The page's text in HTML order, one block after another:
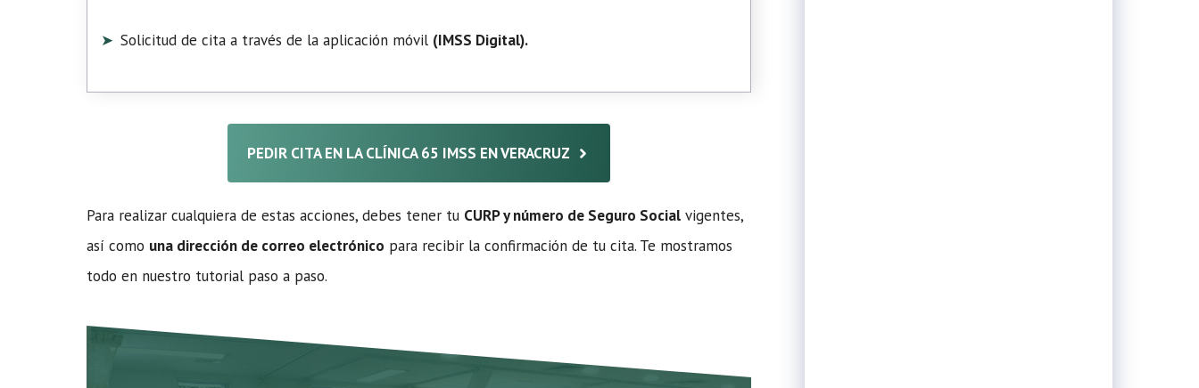
Solicitud de cita a través de la aplicación móvil (IMSS Digital).
PEDIR CITA EN LA CLÍNICA 65 IMSS EN VERACRUZ
Para realizar cualquiera de estas acciones, debes tener tu CURP y número de Seguro Social vigentes,
así como una dirección de correo electrónico para recibir la confirmación de tu cita. Te mostramos
todo en nuestro tutorial paso a paso.